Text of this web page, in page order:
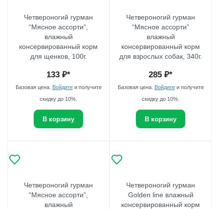
Четвероногий гурман
“Мясное ассорти”,
влажный
консервированный корм
для щенков, 100г.
133 ₽*
Базовая цена. Войдитеи получите
скидку до 10%.
В корзину
Четвероногий гурман
“Мясное ассорти”
влажный
консервированный корм
для взрослых собак, 340г.
285 ₽*
Базовая цена. Войдитеи получите
скидку до 10%.
В корзину
Четвероногий гурман
“Мясное ассорти”,
влажный
Четвероногий гурман
Golden line влажный
консервированный корм